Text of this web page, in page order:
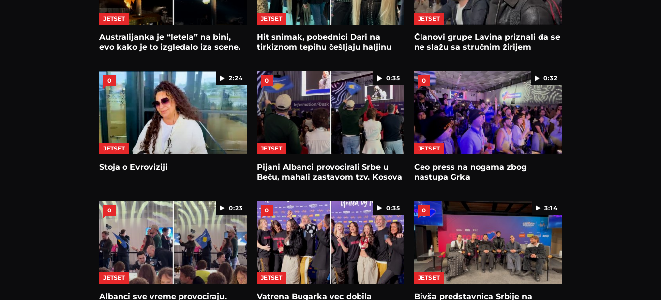
JETSET
Australijanka je “letela” na bini,
evo kako je to izgledalo iza scene.
JETSET
Hit snimak, pobednici Dari na
tirkiznom tepihu češljaju haljinu
JETSET
Članovi grupe Lavina priznali da se
ne slažu sa stručnim žirijem
2:24
0
JETSET
Stoja o Evroviziji
0:35
0
JETSET
Pijani Albanci provocirali Srbe u
Beču, mahali zastavom tzv. Kosova
0:32
0
JETSET
Ceo press na nogama zbog
nastupa Grka
0:23
0
JETSET
Albanci sve vreme provociraju.
0:35
0
JETSET
Vatrena Bugarka vec dobila
3:14
0
JETSET
Bivša predstavnica Srbije na